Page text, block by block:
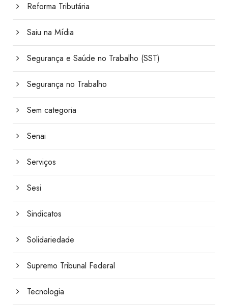
Reforma Tributária
Saiu na Mídia
Segurança e Saúde no Trabalho (SST)
Segurança no Trabalho
Sem categoria
Senai
Serviços
Sesi
Sindicatos
Solidariedade
Supremo Tribunal Federal
Tecnologia